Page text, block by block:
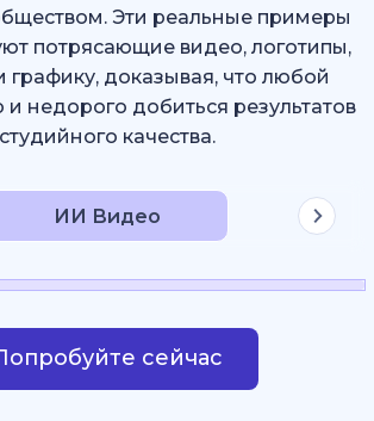
Эти реальные примеры
потрясающие видео, логотипы,
графику, доказывая, что любой
недорого добиться результатов
студийного качества.
ИИ Видео
сейчас